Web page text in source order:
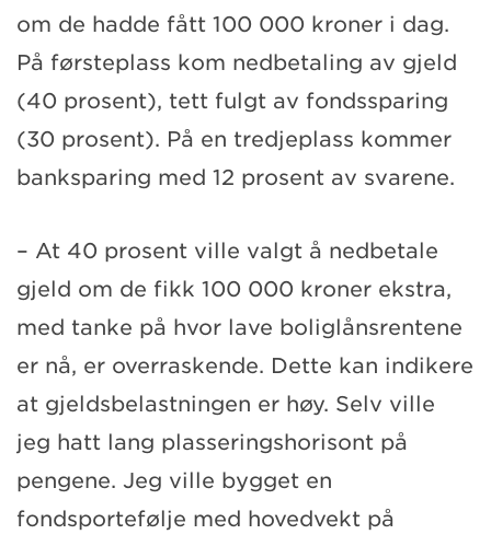
om de hadde fått 100 000 kroner i dag.
På førsteplass kom nedbetaling av gjeld
(40 prosent), tett fulgt av fondssparing
(30 prosent). På en tredjeplass kommer
banksparing med 12 prosent av svarene.
– At 40 prosent ville valgt å nedbetale
gjeld om de fikk 100 000 kroner ekstra,
med tanke på hvor lave boliglånsrentene
er nå, er overraskende. Dette kan indikere
at gjeldsbelastningen er høy. Selv ville
jeg hatt lang plasseringshorisont på
pengene. Jeg ville bygget en
fondsportefølje med hovedvekt på